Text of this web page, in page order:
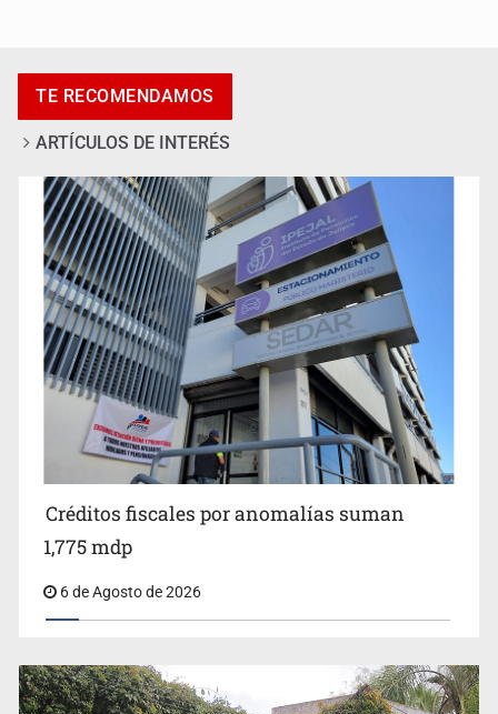
Jalisco plantará 250 mil árboles
TE RECOMENDAMOS
ARTÍCULOS DE INTERÉS
Créditos fiscales por anomalías suman
1,775 mdp
6 de Agosto de 2026